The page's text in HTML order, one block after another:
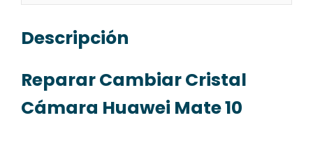
Descripción
Reparar Cambiar Cristal
Cámara Huawei Mate 10